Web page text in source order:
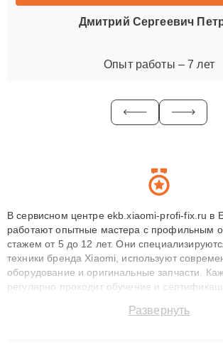
Дмитрий Сергеевич
Опыт работы – 7 лет
В сервисном центре ekb.xiaomi-profi-fix.ru в
работают опытные мастера с профильным
стажем от 5 до 12 лет. Они
техники бренда Xiaomi, используют
оборудование и оригинальные запчасти.
регулярно проходит обучение и
технику с сохранением гарантии до 3 лет.
Развернуть